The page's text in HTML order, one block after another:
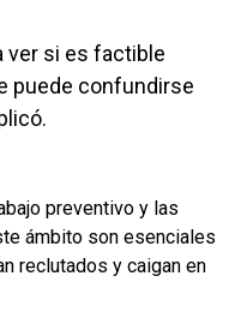
ver si es factible
puede confundirse
preventivo y las
ámbito son esenciales
reclutados y caigan en